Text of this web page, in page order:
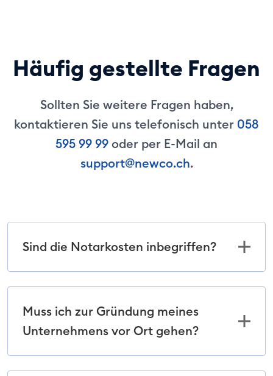
Häufig gestellte Fragen
Sollten Sie weitere Fragen haben,
kontaktieren Sie uns telefonisch unter 058
595 99 99 oder per E-Mail an
support@newco.ch.
Sind die Notarkosten inbegriffen?
Muss ich zur Gründung meines
Unternehmens vor Ort gehen?